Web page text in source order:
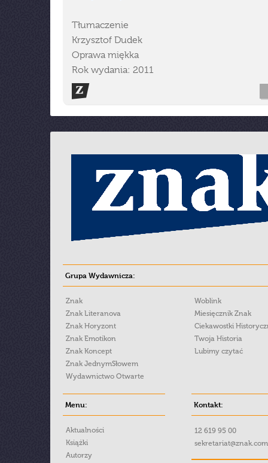
Tłumaczenie
Krzysztof Dudek
Oprawa miękka
Rok wydania: 2011
Grupa Wydawnicza:
Znak
Znak Literanova
Znak Horyzont
Znak Emotikon
Znak Koncept
Znak JednymSłowem
Wydawnictwo Otwarte
Woblink
Miesięcznik Znak
Ciekawostki
Twoja Historia
Lubimy czytać
Menu:
Aktualności
Książki
Autorzy
Kontakt:
12 619 95 00